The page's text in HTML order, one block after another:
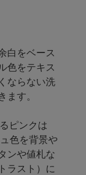
白をベース
色をテキス
ならない洗
す。
ピンクは
色を背景や
ンや値札な
ラスト）に